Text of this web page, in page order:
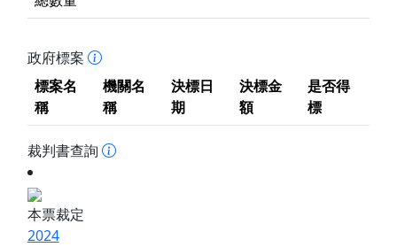
政府標案
標案名
稱
機關名
稱
決標日
期
決標金
額
是否得
標
裁判書查詢
本票裁定
2024